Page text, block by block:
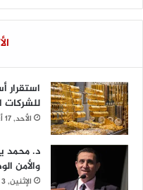
استقرار
للشركات
الأحد, 17 أغسطس, 2025 , 5:59 م
د. محمد
والأمن
الإثنين, 3 يوليو, 2023 , 4:27 م